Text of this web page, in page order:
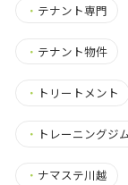
・ テナント専門
・ テナント物件
・ トリートメント
・ トレーニング
・ ナマステ川越